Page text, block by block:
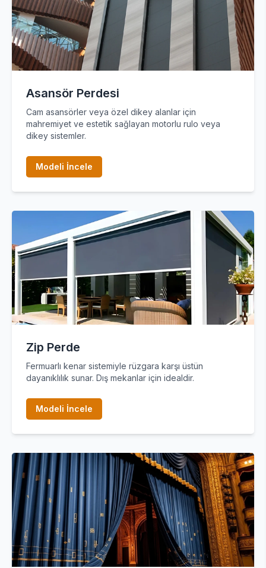
Asansör Perdesi
Cam asansörler veya özel dikey alanlar için
mahremiyet ve estetik sağlayan motorlu rulo veya
dikey sistemler.
Modeli İncele
Zip Perde
Fermuarlı kenar sistemiyle rüzgara karşı üstün
dayanıklılık sunar. Dış mekanlar için idealdir.
Modeli İncele